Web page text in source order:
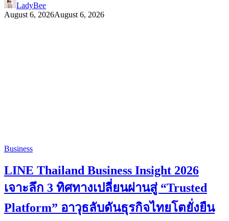
LadyBee
August 6, 2026August 6, 2026
Business
LINE Thailand Business Insight 2026
เจาะลึก 3 ทิศทางเปลี่ยนผ่านสู่ “Trusted
Platform” อาวุธลับดันธุรกิจไทยโตยั่งยืน